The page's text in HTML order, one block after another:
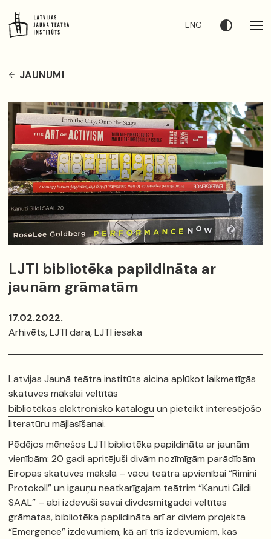
ENG
JAUNUMI
LJTI bibliotēka papildināta ar
jaunām grāmatām
17.02.2022.
Arhivēts, LJTI dara, LJTI iesaka
Latvijas Jaunā teātra institūts aicina aplūkot laikmetīgās
skatuves mākslai veltītās
bibliotēkas elektronisko katalogu un pieteikt interesējošo
literatūru mājlasīšanai.
Pēdējos mēnešos LJTI bibliotēka papildināta ar jaunām
vienībām: 20 gadi apritējuši divām nozīmīgām parādībām
Eiropas skatuves mākslā – vācu teātra apvienībai “Rimini
Protokoll” un igauņu neatkarīgajam teātrim “Kanuti Gildi
SAAL” – abi izdevuši savai divdesmitgadei veltītas
grāmatas, bibliotēka papildināta arī ar diviem projekta
“Emergence” izdevumiem, kā arī trīs izdevumiem, kas